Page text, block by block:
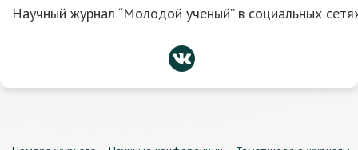
Научный журнал “Молодой ученый” в социальных